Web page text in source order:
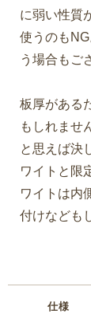
に弱い性質
使うのも
う場合もご
板厚がある
もしれませ
と思えば決
ワイトと限
ワイトは内
付けなども
仕様